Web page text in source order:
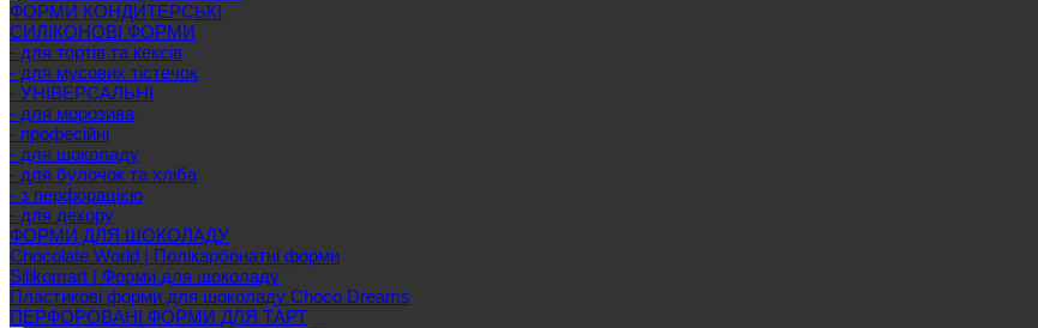
ФОРМИ КОНДИТЕРСЬКІ
СИЛІКОНОВІ ФОРМИ
- для тортів та кексів
- для мусових тістечок
- УНІВЕРСАЛЬНІ
- для морозива
- професійні
- для шоколаду
- для булочок та хліба
- з перфорацією
- для декору
ФОРМИ ДЛЯ ШОКОЛАДУ
Chocolate World | Полікарбонатні форми
Silikomart | Форми для шоколаду
Пластикові форми для шоколаду Choco Dreams
ПЕРФОРОВАНІ ФОРМИ ДЛЯ ТАРТ